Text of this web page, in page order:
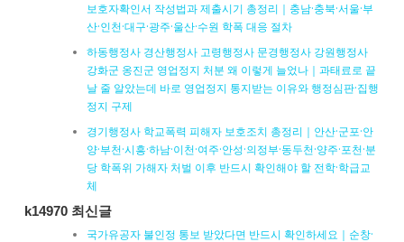
보호자확인서 작성법과 제출시기 총정리｜충남·충북·서울·부
산·인천·대구·광주·울산·수원 학폭 대응 절차
하동행정사 경산행정사 고령행정사 문경행정사 강원행정사
강화군 옹진군 영업정지 처분 왜 이렇게 늘었나｜과태료로 끝
날 줄 알았는데 바로 영업정지 통지받는 이유와 행정심판·집행
정지 구제
경기행정사 학교폭력 피해자 보호조치 총정리｜안산·군포·안
양·부천·시흥·하남·이천·여주·안성·의정부·동두천·양주·포천·분
당 학폭위 가해자 처벌 이후 반드시 확인해야 할 전학·학급교
체
k14970 최신글
국가유공자 불인정 통보 받았다면 반드시 확인하세요｜순창·